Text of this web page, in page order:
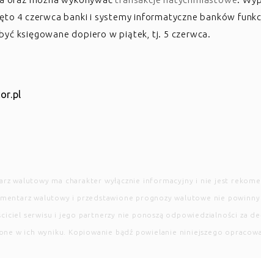
4 czerwca banki i systemy informatyczne banków
księgowane dopiero w piątek, tj. 5 czerwca.
walutowy ma charakter wyłącznie informacyjny i nie jest
walutowy i przedstawione prognozy walutowe nie
serwisu i jego partnerzy nie ponoszą odpowiedzialności za
w ich wyniku. Kopiowanie bądź powielanie niniejszego